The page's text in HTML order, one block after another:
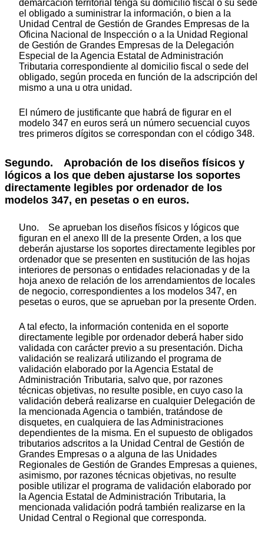
demarcación territorial tenga su domicilio fiscal o su sede
el obligado a suministrar la información, o bien a la
Unidad Central de Gestión de Grandes Empresas de la
Oficina Nacional de Inspección o a la Unidad Regional
de Gestión de Grandes Empresas de la Delegación
Especial de la Agencia Estatal de Administración
Tributaria correspondiente al domicilio fiscal o sede del
obligado, según proceda en función de la adscripción del
mismo a una u otra unidad.
El número de justificante que habrá de figurar en el
modelo 347 en euros será un número secuencial cuyos
tres primeros dígitos se correspondan con el código 348.
Segundo. Aprobación de los diseños físicos y
lógicos a los que deben ajustarse los soportes
directamente legibles por ordenador de los
modelos 347, en pesetas o en euros.
Uno. Se aprueban los diseños físicos y lógicos que
figuran en el anexo III de la presente Orden, a los que
deberán ajustarse los soportes directamente legibles por
ordenador que se presenten en sustitución de las hojas
interiores de personas o entidades relacionadas y de la
hoja anexo de relación de los arrendamientos de locales
de negocio, correspondientes a los modelos 347, en
pesetas o euros, que se aprueban por la presente Orden.
A tal efecto, la información contenida en el soporte
directamente legible por ordenador deberá haber sido
validada con carácter previo a su presentación. Dicha
validación se realizará utilizando el programa de
validación elaborado por la Agencia Estatal de
Administración Tributaria, salvo que, por razones
técnicas objetivas, no resulte posible, en cuyo caso la
validación deberá realizarse en cualquier Delegación de
la mencionada Agencia o también, tratándose de
disquetes, en cualquiera de las Administraciones
dependientes de la misma. En el supuesto de obligados
tributarios adscritos a la Unidad Central de Gestión de
Grandes Empresas o a alguna de las Unidades
Regionales de Gestión de Grandes Empresas a quienes,
asimismo, por razones técnicas objetivas, no resulte
posible utilizar el programa de validación elaborado por
la Agencia Estatal de Administración Tributaria, la
mencionada validación podrá también realizarse en la
Unidad Central o Regional que corresponda.